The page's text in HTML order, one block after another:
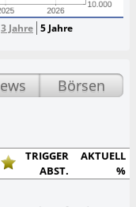
3 Jahre 5 Jahre
Börsen
TRIGGER
AKTUELL
ABST.
%